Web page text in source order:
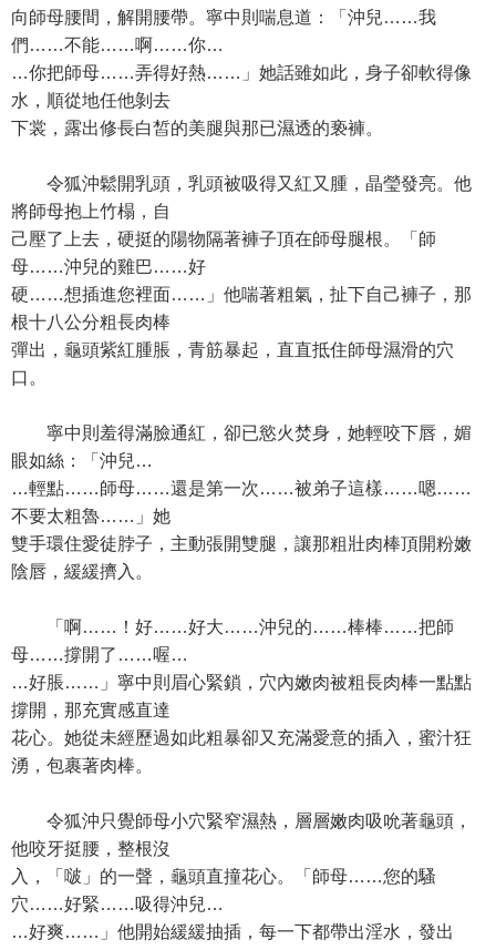
向師母腰間，解開腰帶。寧中則喘息道：「沖兒……我
們……不能……啊……你…
…你把師母……弄得好熱……」她話雖如此，身子卻軟得像
水，順從地任他剝去
下裳，露出修長白皙的美腿與那已濕透的亵褲。
令狐沖鬆開乳頭，乳頭被吸得又紅又腫，晶瑩發亮。他
將師母抱上竹榻，自
己壓了上去，硬挺的陽物隔著褲子頂在師母腿根。「師
母……沖兒的雞巴……好
硬……想插進您裡面……」他喘著粗氣，扯下自己褲子，那
根十八公分粗長肉棒
彈出，龜頭紫紅腫脹，青筋暴起，直直抵住師母濕滑的穴
口。
寧中則羞得滿臉通紅，卻已慾火焚身，她輕咬下唇，媚
眼如絲：「沖兒…
…輕點……師母……還是第一次……被弟子這樣……嗯……
不要太粗魯……」她
雙手環住愛徒脖子，主動張開雙腿，讓那粗壯肉棒頂開粉嫩
陰唇，緩緩擠入。
「啊……！好……好大……沖兒的……棒棒……把師
母……撐開了……喔…
…好脹……」寧中則眉心緊鎖，穴內嫩肉被粗長肉棒一點點
撐開，那充實感直達
花心。她從未經歷過如此粗暴卻又充滿愛意的插入，蜜汁狂
湧，包裹著肉棒。
令狐沖只覺師母小穴緊窄濕熱，層層嫩肉吸吮著龜頭，
他咬牙挺腰，整根沒
入，「啵」的一聲，龜頭直撞花心。「師母……您的騷
穴……好緊……吸得沖兒…
…好爽……」他開始緩緩抽插，每一下都帶出淫水，發出